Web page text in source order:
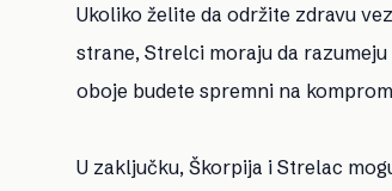
Ukoliko želite da održite zdravu
strane, Strelci moraju da
oboje budete spremni na
U zaključku, Škorpija i Strelac